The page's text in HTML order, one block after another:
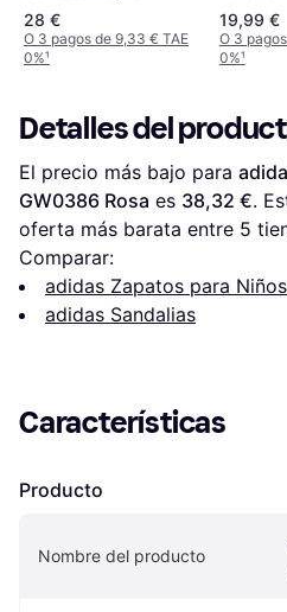
Black/Black
28 €
O 3 pagos de 9,33 € TAE
0%¹
Rosa
19,99 €
O 3
0%¹
Detalles del
El precio más bajo para
GW0386 Rosa es 38,32 €.
oferta más barata entre 5
Comparar:
adidas Zapatos para Niños
adidas Sandalias
Características
Producto
Nombre del producto